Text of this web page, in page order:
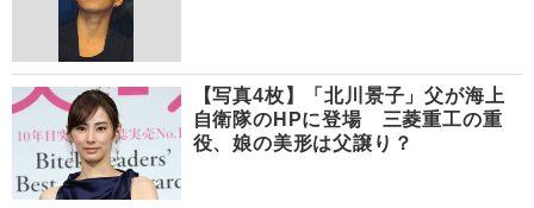
【写真4枚】「北川景子」父が海上
自衛隊のHPに登場 三菱重工の重
役、娘の美形は父譲り？